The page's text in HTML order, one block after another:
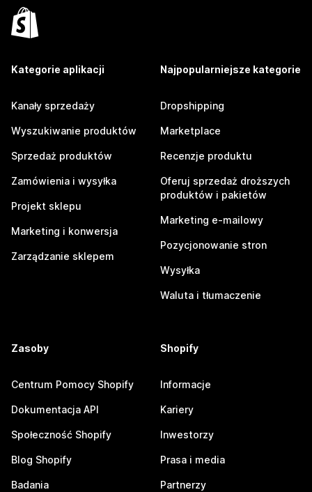
Kategorie aplikacji
Kanały sprzedaży
Wyszukiwanie produktów
Sprzedaż produktów
Zamówienia i wysyłka
Projekt sklepu
Marketing i konwersja
Zarządzanie sklepem
Najpopularniejsze kategorie
Dropshipping
Marketplace
Recenzje produktu
Oferuj sprzedaż droższych
produktów i pakietów
Marketing e-mailowy
Pozycjonowanie stron
Wysyłka
Waluta i tłumaczenie
Zasoby
Centrum Pomocy Shopify
Dokumentacja API
Społeczność Shopify
Blog Shopify
Badania
Shopify
Informacje
Kariery
Inwestorzy
Prasa i media
Partnerzy